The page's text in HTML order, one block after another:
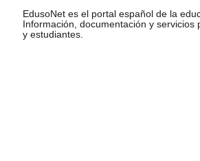
EdusoNet es el portal español de la
Información, documentación y servicios
y estudiantes.